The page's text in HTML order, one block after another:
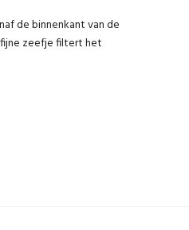
de binnenkant van de
zeefje filtert het